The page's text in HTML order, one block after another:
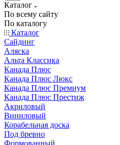
Каталог
По всему сайту
По каталогу
Каталог
Сайдинг
Аляска
Альта Классика
Канада Плюс
Канада Плюс Люкс
Канада Плюс Премиум
Канада Плюс Престиж
Акриловый
Виниловый
Корабельная доска
Под бревно
Формованный